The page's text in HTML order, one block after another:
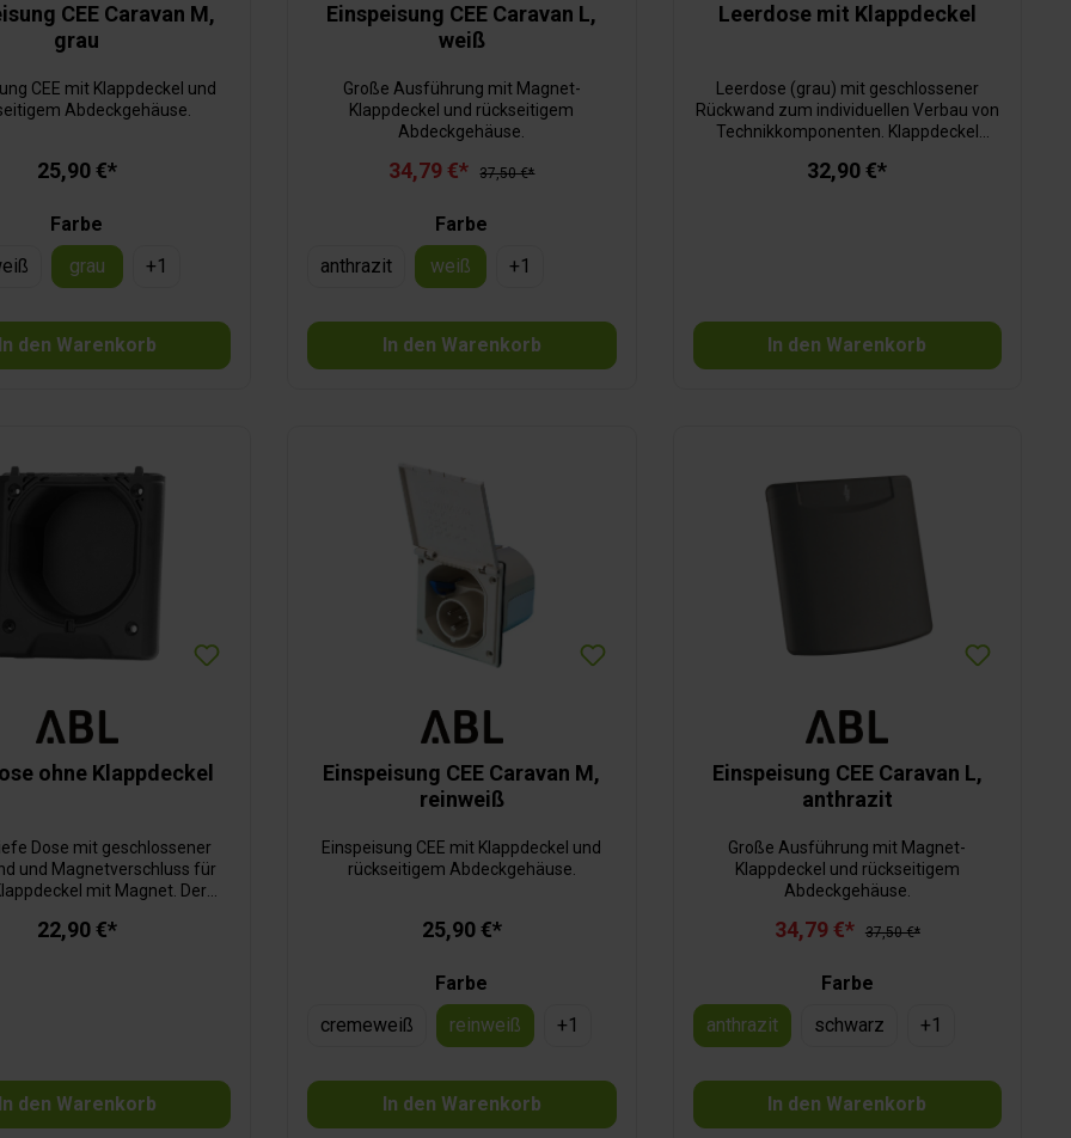
CEE Caravan M,
grau
CEE mit Klappdeckel und
Abdeckgehäuse.
25,90 €*
Farbe
grau +1
In den Warenkorb
Einspeisung CEE Caravan L,
weiß
Große Ausführung mit Magnet-
Klappdeckel und rückseitigem
Abdeckgehäuse.
34,79 €* 37,50 €*
Farbe
anthrazit
weiß +1
In den Warenkorb
Leerdose mit Klappdeckel
Leerdose (grau) mit geschlossener
Rückwand zum individuellen Verbau von
Technikkomponenten. Klappdeckel
32,90 €*
In den Warenkorb
ohne Klappdeckel
Dose mit geschlossener
und Magnetverschluss für
mit Magnet. Der
Passend sind die Ersatzdeckel
22,90 €*
In den Warenkorb
Einspeisung CEE Caravan M,
reinweiß
Einspeisung CEE mit Klappdeckel und
rückseitigem Abdeckgehäuse.
25,90 €*
Farbe
cremeweiß
reinweiß +1
In den Warenkorb
Einspeisung CEE Caravan L,
anthrazit
Große Ausführung mit Magnet-
Klappdeckel und rückseitigem
Abdeckgehäuse.
34,79 €* 37,50 €*
Farbe
anthrazit
schwarz +1
In den Warenkorb